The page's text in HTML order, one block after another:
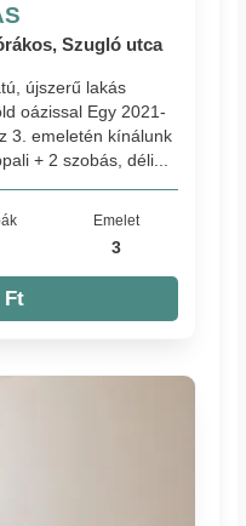
Szugló utca
újszerű lakás
oázissal Egy 2021-
3. emeletén kínálunk
+ 2 szobás, déli...
Emelet
3
Ft